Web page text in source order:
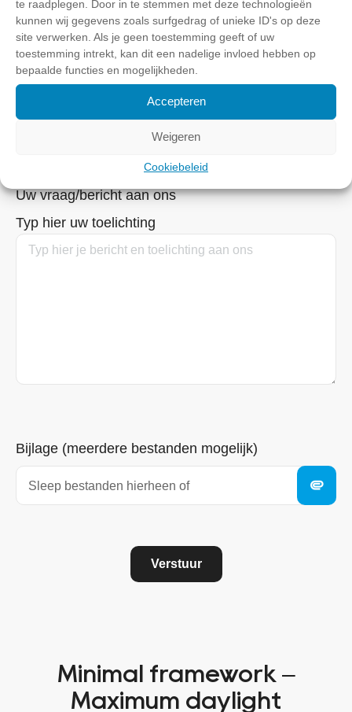
te raadplegen. Door in te stemmen met deze technologieën
kunnen wij gegevens zoals surfgedrag of unieke ID's op deze
site verwerken. Als je geen toestemming geeft of uw
toestemming intrekt, kan dit een nadelige invloed hebben op
bepaalde functies en mogelijkheden.
Accepteren
Weigeren
Cookiebeleid
E-mail(Vereist)
Uw vraag/bericht aan ons
Typ hier uw toelichting
Bijlage (meerdere bestanden mogelijk)
Sleep bestanden hierheen of
Verstuur
Minimal framework –
Maximum daylight